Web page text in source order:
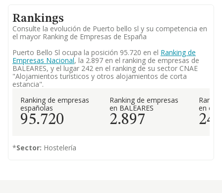
Rankings
Consulte la evolución de Puerto bello sl y su competencia en
el mayor Ranking de Empresas de España
Puerto Bello Sl ocupa la posición 95.720 en el Ranking de
Empresas Nacional, la 2.897 en el ranking de empresas de
BALEARES, y el lugar 242 en el ranking de su sector CNAE
"Alojamientos turísticos y otros alojamientos de corta
estancia".
Ranking de empresas
españolas
95.720
Ranking de empresas
en BALEARES
2.897
en el
242
*Sector: Hostelería